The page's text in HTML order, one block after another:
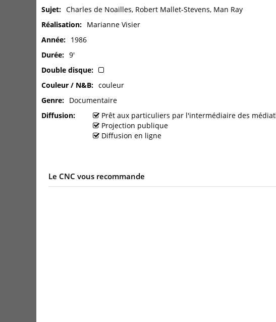
Sujet
Charles de Noailles, Robert Mallet-Stevens, Man Ray
Réalisation
Marianne Visier
Année
1986
Durée
9'
Double disque
Couleur / N&B
couleur
Genre
Documentaire
Diffusion
Prêt aux particuliers par l'intermédiaire des
Projection publique
Diffusion en ligne
Le CNC vous recommande